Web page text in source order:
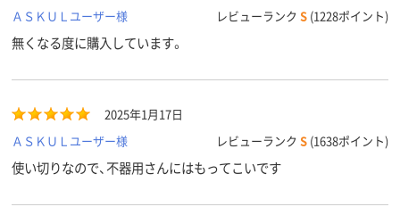
ＡＳＫＵＬユーザー様
レビューランク S (1228ポイント)
無くなる度に購入しています。
2025年1月17日
ＡＳＫＵＬユーザー様
レビューランク S (1638ポイント)
使い切りなので、不器用さんにはもってこいです